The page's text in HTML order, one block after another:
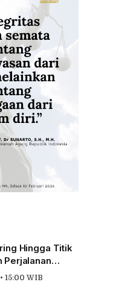
Hingga Titik
Perjalanan
15:00 WIB